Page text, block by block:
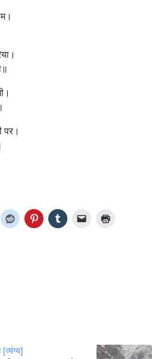
पर।
[व्यंग्य]